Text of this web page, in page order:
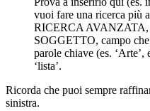
vuoi fare una ricerca più
RICERCA AVANZATA,
SOGGETTO, campo
parole chiave (es. ‘Arte’,
‘lista’.
Ricorda che puoi sempre
sinistra.